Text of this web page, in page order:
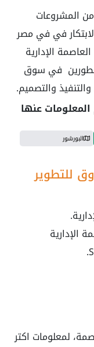
المشروعات
في في مصر
الإدارية
في سوق
والتصميم.
عنها
البورشور
للتطوير
الإدارية
لمعلومات اكتر